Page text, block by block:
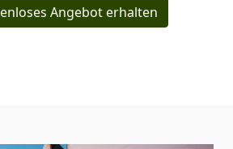
Angebot erhalten